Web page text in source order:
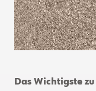
Das Wichtigste